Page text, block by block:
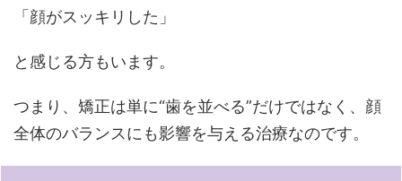
「顔がスッキリした」
と感じる方もいます。
つまり、矯正は単に“歯を並べる”だけではなく、顔
全体のバランスにも影響を与える治療なのです。